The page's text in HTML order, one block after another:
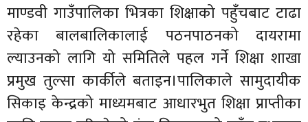
माण्डवी गाउँपालिका भित्रका शिक्षाको पहुँचबाट टाढा
रहेका बालबालिकालाई पठनपाठनको दायरामा
ल्याउनको लागि यो समितिले पहल गर्ने शिक्षा शाखा
प्रमुख तुल्सा कार्कीले बताइन।पालिकाले सामुदायीक
सिकाइ केन्द्रको माध्यमबाट आधारभुत शिक्षा प्राप्तीका